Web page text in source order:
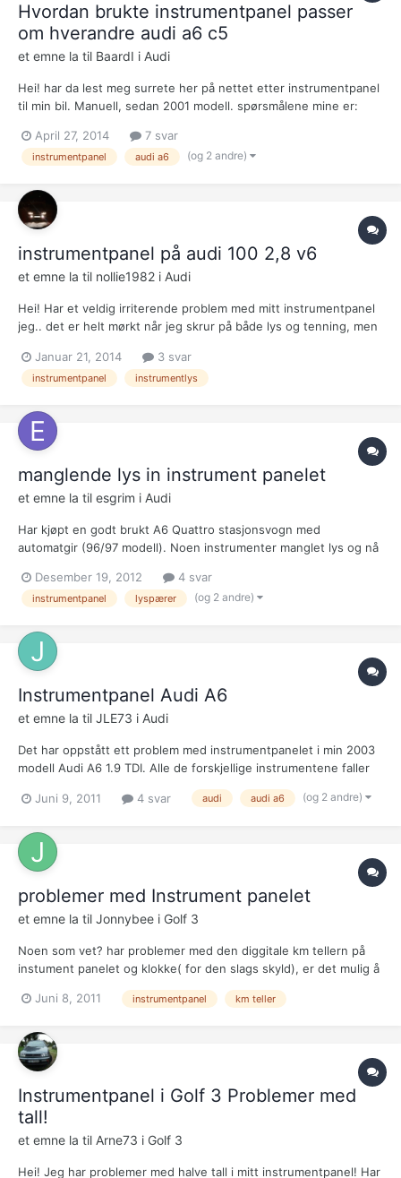
Hvordan brukte instrumentpanel passer
om hverandre audi a6 c5
et emne la til BaardI i Audi
Hei! har da lest meg surrete her på nettet etter instrumentpanel
til min bil. Manuell, sedan 2001 modell. spørsmålene mine er:
ihvertfall 2 andre som passer på den. Hvor får jeg tak i dette
(brukt! nytt koster nært 6000,-)? Kan f.eks. e...
April 27, 2014 7 svar
instrumentpanel audi a6 (og 2 andre)
instrumentpanel på audi 100 2,8 v6
et emne la til nollie1982 i Audi
Hei! Har et veldig irriterende problem med mitt instrumentpanel
jeg.. det er helt mørkt når jeg skrur på både lys og tenning, men
må si det at ryggelys fungerer heller ikke.. all hjelp er jeg veldig
takknemlig for! :) er det noen som ve...
Januar 21, 2014 3 svar
instrumentpanel instrumentlys
manglende lys in instrument panelet
et emne la til esgrim i Audi
Har kjøpt en godt brukt A6 Quattro stasjonsvogn med
automatgir (96/97 modell). Noen instrumenter manglet lys og nå
Biltema, men er ikke sikker på om disse pærene er egnet. Hvor
enn jeg prøver disse pærene så fungere ingenting. Det ser hel...
Desember 19, 2012 4 svar
instrumentpanel lyspærer (og 2 andre)
Instrumentpanel Audi A6
et emne la til JLE73 i Audi
Det har oppstått ett problem med instrumentpanelet i min 2003
modell Audi A6 1.9 TDI. Alle de forskjellige instrumentene faller
normal visning. Det er ikke slik at alt faller ut samtidig hver gang,
Juni 9, 2011 4 svar audi audi a6 (og 2 andre)
problemer med Instrument panelet
et emne la til Jonnybee i Golf 3
Noen som vet? har problemer med den diggitale km tellern på
instument panelet og klokke( for den slags skyld), er det mulig å
uten problem? med tanke på om tellern begynner på nytt, eller
Juni 8, 2011 instrumentpanel km teller
Instrumentpanel i Golf 3 Problemer med
tall!
et emne la til Arne73 i Golf 3
Hei! Jeg har problemer med halve tall i mitt instrumentpanel! Har